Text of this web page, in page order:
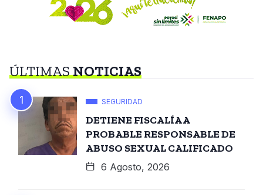
ÚLTIMASNOTICIAS
SEGURIDAD
DETIENE FISCALÍA A
PROBABLE RESPONSABLE DE
ABUSO SEXUAL CALIFICADO
6 Agosto, 2026